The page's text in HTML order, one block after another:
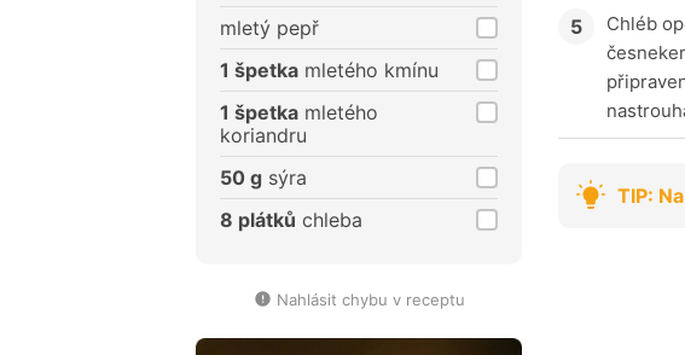
mletý pepř
1 špetka mletého kmínu
1 špetka mletého
koriandru
50 g sýra
8 plátků chleba
Nahlásit chybu v receptu
Chléb
TIP: